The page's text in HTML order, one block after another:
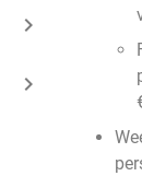
keyboard_arrow_right
keyboard_arrow_right